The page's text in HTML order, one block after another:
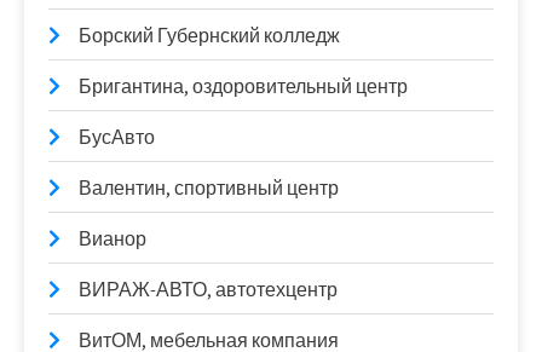
Борский Губернский колледж
Бригантина, оздоровительный центр
БусАвто
Валентин, спортивный центр
Вианор
ВИРАЖ-АВТО, автотехцентр
ВитОМ, мебельная компания